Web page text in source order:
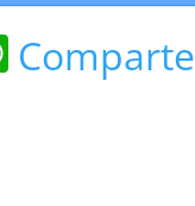
W
Comparte